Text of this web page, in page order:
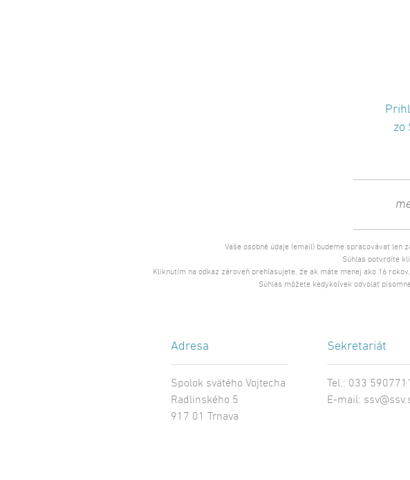
zo
Vaše osobné údaje (email) budeme spracovávať
Súhlas potvrdíte
Kliknutím na odkaz zároveň prehlasujete, že ak máte menej ako 16
Súhlas môžete kedykoľvek odvolať
Adresa
Spolok svätého Vojtecha
Radlinského 5
917 01 Trnava
Sekretariát
Tel.: 033 5907711
E-mail: